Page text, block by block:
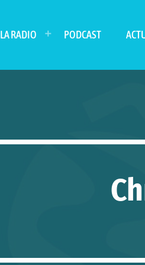
LA RADIO PODCAST